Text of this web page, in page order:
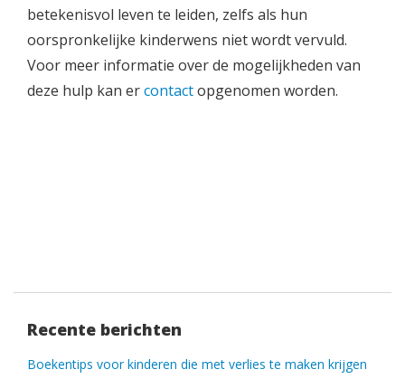
betekenisvol leven te leiden, zelfs als hun
oorspronkelijke kinderwens niet wordt vervuld.
Voor meer informatie over de mogelijkheden van
deze hulp kan ercontactopgenomen worden.
Recente berichten
Boekentips voor kinderen die met verlies te maken krijgen